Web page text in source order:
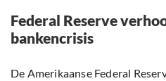
Federal Reserve
bankencrisis
De Amerikaanse Federal